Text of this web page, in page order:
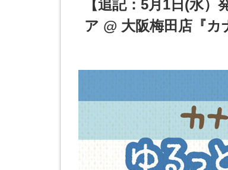
【追記：5月1日(水
ア @ 大阪梅田店『